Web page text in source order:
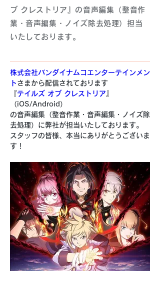
ブ クレストリア』の音声編集（整音作
業・音声編集・ノイズ除去処理）担当
いたしております。
株式会社バンダイナムコエンターテインメン
ト さまから配信されております
『テイルズ オブ クレストリア
（iOS/Android）
の音声編集（整音作業・音声編集・ノイズ除
去処理）に弊社が担当いたしております。
スタッフの皆様、本当にありがとうございま
す！